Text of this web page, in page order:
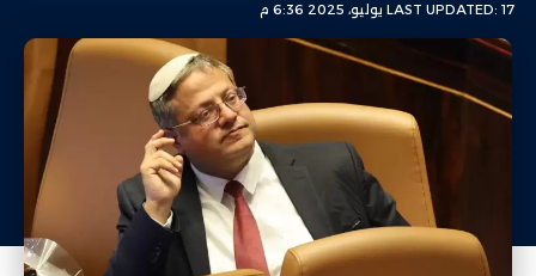
LAST UPDATED: 17 يوليو، 2025 6:36 م